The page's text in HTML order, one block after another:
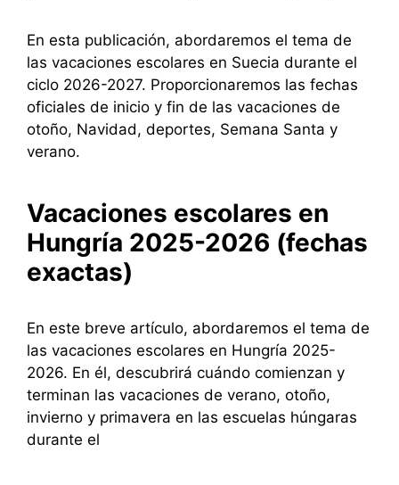
En esta publicación, abordaremos el tema de
las vacaciones escolares en Suecia durante el
ciclo 2026-2027. Proporcionaremos las fechas
oficiales de inicio y fin de las vacaciones de
otoño, Navidad, deportes, Semana Santa y
verano.
Vacaciones escolares en
Hungría 2025-2026 (fechas
exactas)
En este breve artículo, abordaremos el tema de
las vacaciones escolares en Hungría 2025-
2026. En él, descubrirá cuándo comienzan y
terminan las vacaciones de verano, otoño,
invierno y primavera en las escuelas húngaras
durante el